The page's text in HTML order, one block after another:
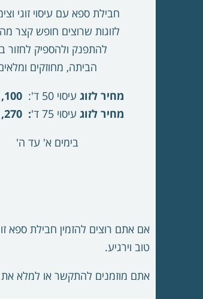
חבילת ספא עם עיסוי זוגי
לזוגות שרוצים חופש קצר
להתפנק ולהספיק לחזור
הביתה, מחוזקים
מחיר לזוג עיסוי 50 ד':
1,100 ש"ח
מחיר לזוג עיסוי 75 ד'
: 1,270 ש"ח
בימים א' עד ה'
אם אתם רוצים להזמין חבילת ספא
טוב וירגיע.
אתם מוזמנים להתקשר או למלא את